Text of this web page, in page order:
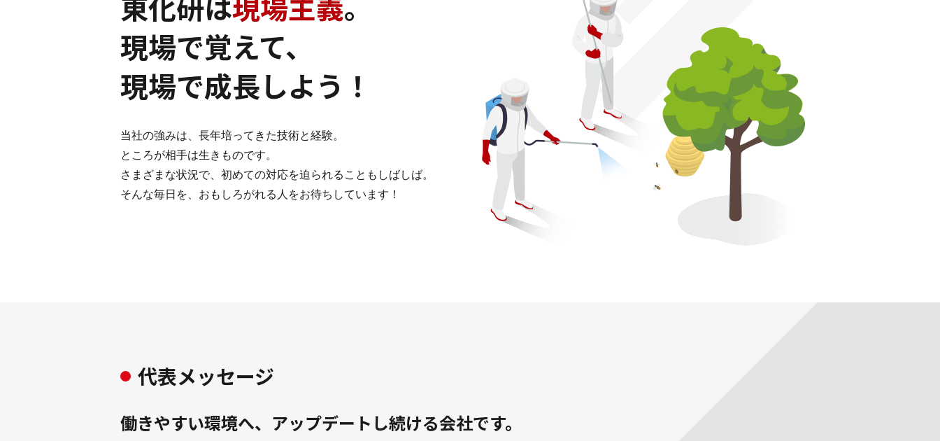
現場で覚えて、
現場で成長しよう！
当社の強みは、長年培ってきた技術と経験。
ところが相手は生きものです。
さまざまな状況で、初めての対応を迫られることもしばしば。
そんな毎日を、おもしろがれる人をお待ちしています！
代表メッセージ
働きやすい環境へ、アップデートし続ける会社です。